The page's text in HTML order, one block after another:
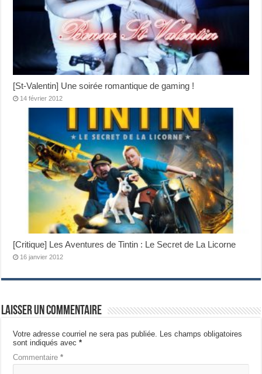
[St-Valentin] Une soirée romantique de gaming !
14 février 2012
[Critique] Les Aventures de Tintin : Le Secret de La Licorne
16 janvier 2012
Laisser un commentaire
Votre adresse courriel ne sera pas publiée.
Les champs obligatoires
sont indiqués avec*
Commentaire*